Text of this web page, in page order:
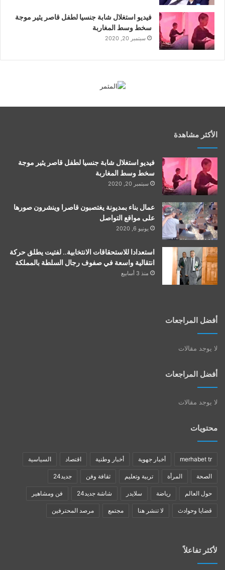
فيديو استغلال شابة جنسيا لطفل قاصر يثير موجة
سخط وسط المغاربة
سبتمبر 20, 2020
الأكثر مشاهدة
فيديو استغلال شابة جنسيا لطفل قاصر يثير موجة
سخط وسط المغاربة
سبتمبر 20, 2020
عمال بناء بمديونة يغتصبون قاصرا وينشرون صورها
على مواقع التواصل
يونيو 6, 2020
استعدادا للاستحقاقات الانتخابية.. لفتيت يطلق حركة
انتقالية واسعة في صفوف رجال السلطة بالمملكة
منذ 3 أسابيع
أفضل المراجعات
لا يوجد مقالات
أفضل المراجعات
لا يوجد مقالات
محتويات
merhabet tr أخبار جهوية أخبار وطنية اقتصاد السياسية
الصحة المرأة تربية وتعليم ثقافة وفن جديد24
حول العالم رياضة سلايدر شاشة جديد24 فن ومشاهير
قضايا وحوادث لا تنشر هنا مجتمع مرصد المحترفين
لأكثر تفاعلاً